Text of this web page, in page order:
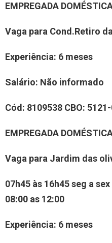
EMPREGADA
Vaga para Cond.Retiro
Experiência: 6 meses
Salário: Não informado
Cód: 8109538 CBO:
EMPREGADA
Vaga para Jardim das
07h45 às 16h45 seg a
08:00 as 12:00
Experiência: 6 meses